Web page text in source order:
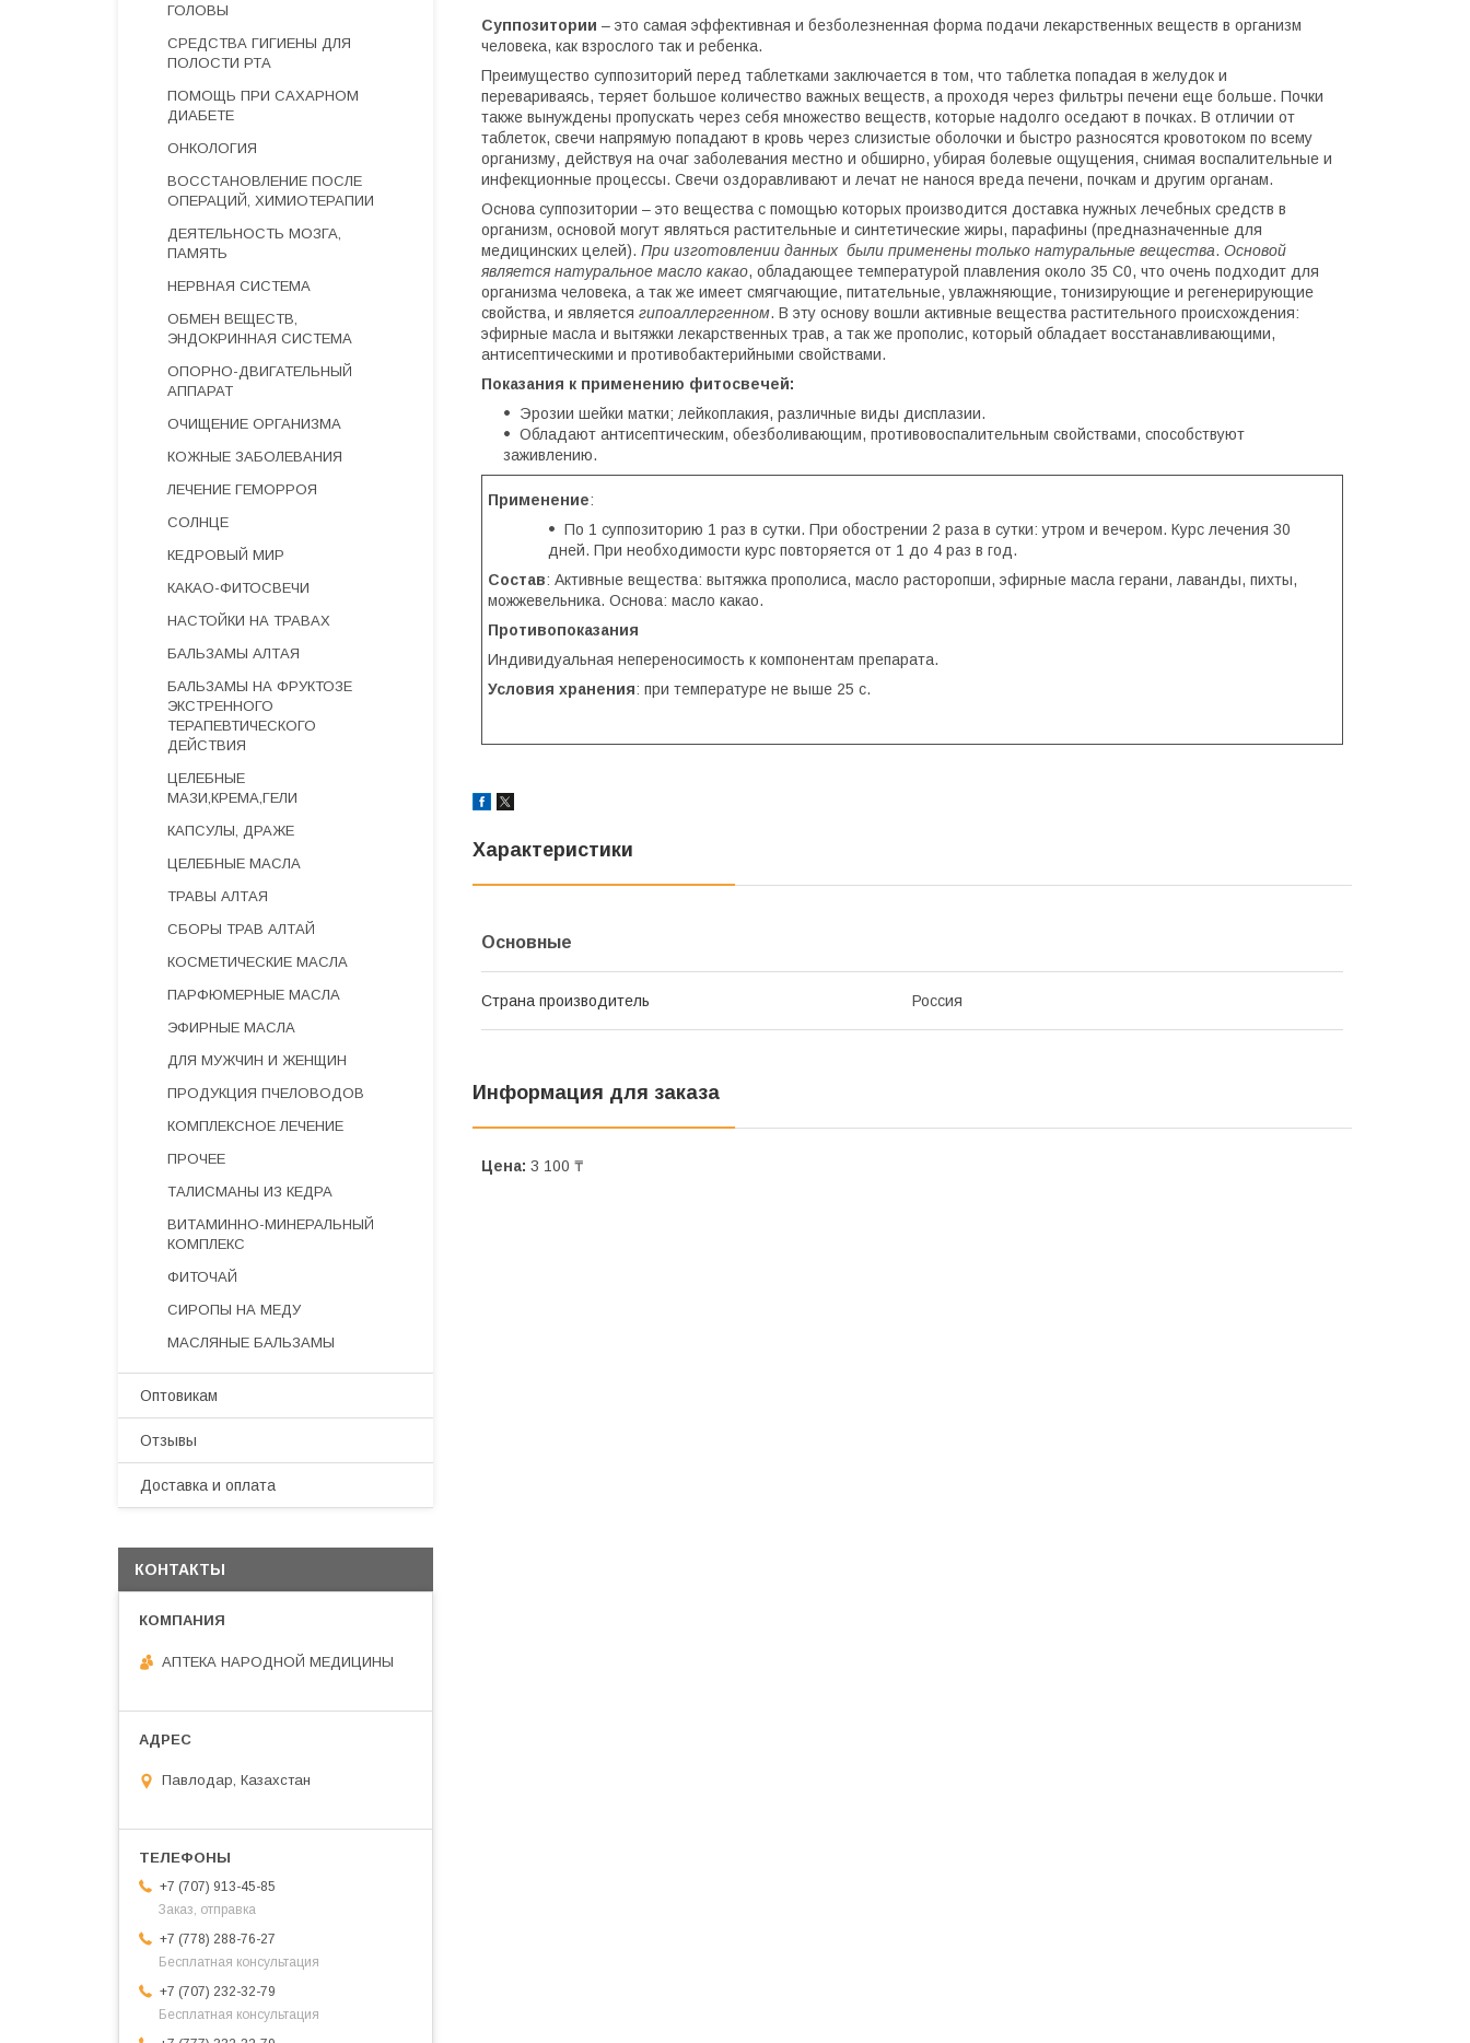
Суппозитории – это самая эффективная и безболезненная форма подачи лекарственных веществ в организм
человека, как взрослого так и ребенка.
Преимущество суппозиторий перед таблетками заключается в том, что таблетка попадая в желудок и
перевариваясь, теряет большое количество важных веществ, а проходя через фильтры печени еще больше. Почки
также вынуждены пропускать через себя множество веществ, которые надолго оседают в почках. В отличии от
таблеток, свечи напрямую попадают в кровь через слизистые оболочки и быстро разносятся кровотоком по всему
организму, действуя на очаг заболевания местно и обширно, убирая болевые ощущения, снимая воспалительные и
инфекционные процессы. Свечи оздоравливают и лечат не нанося вреда печени, почкам и другим органам.
Основа суппозитории – это вещества с помощью которых производится доставка нужных лечебных средств в
организм, основой могут являться растительные и синтетические жиры, парафины (предназначенные для
медицинских целей). При изготовлении данных были применены только натуральные вещества. Основой
является натуральное масло какао, обладающее температурой плавления около 35 С0, что очень подходит для
организма человека, а так же имеет смягчающие, питательные, увлажняющие, тонизирующие и регенерирующие
свойства, и является гипоаллергенном. В эту основу вошли активные вещества растительного происхождения:
эфирные масла и вытяжки лекарственных трав, а так же прополис, который обладает восстанавливающими,
антисептическими и противобактерийными свойствами.
Показания к применению фитосвечей:
Эрозии шейки матки; лейкоплакия, различные виды дисплазии.
Обладают антисептическим, обезболивающим, противовоспалительным свойствами, способствуют
заживлению.
Применение:
По 1 суппозиторию 1 раз в сутки. При обострении 2 раза в сутки: утром и вечером. Курс лечения 30
дней. При необходимости курс повторяется от 1 до 4 раз в год.
Состав: Активные вещества: вытяжка прополиса, масло расторопши, эфирные масла герани, лаванды, пихты,
можжевельника. Основа: масло какао.
Противопоказания
Индивидуальная непереносимость к компонентам препарата.
Условия хранения: при температуре не выше 25 с.
Характеристики
Основные
Страна производитель Россия
Информация для заказа
Цена: 3 100 ₸
ГОЛОВЫ
СРЕДСТВА ГИГИЕНЫ ДЛЯ
ПОЛОСТИ РТА
ПОМОЩЬ ПРИ САХАРНОМ
ДИАБЕТЕ
ОНКОЛОГИЯ
ВОССТАНОВЛЕНИЕ ПОСЛЕ
ОПЕРАЦИЙ, ХИМИОТЕРАПИИ
ДЕЯТЕЛЬНОСТЬ МОЗГА,
ПАМЯТЬ
НЕРВНАЯ СИСТЕМА
ОБМЕН ВЕЩЕСТВ,
ЭНДОКРИННАЯ СИСТЕМА
ОПОРНО-ДВИГАТЕЛЬНЫЙ
АППАРАТ
ОЧИЩЕНИЕ ОРГАНИЗМА
КОЖНЫЕ ЗАБОЛЕВАНИЯ
ЛЕЧЕНИЕ ГЕМОРРОЯ
СОЛНЦЕ
КЕДРОВЫЙ МИР
КАКАО-ФИТОСВЕЧИ
НАСТОЙКИ НА ТРАВАХ
БАЛЬЗАМЫ АЛТАЯ
БАЛЬЗАМЫ НА ФРУКТОЗЕ
ЭКСТРЕННОГО
ТЕРАПЕВТИЧЕСКОГО
ДЕЙСТВИЯ
ЦЕЛЕБНЫЕ
МАЗИ,КРЕМА,ГЕЛИ
КАПСУЛЫ, ДРАЖЕ
ЦЕЛЕБНЫЕ МАСЛА
ТРАВЫ АЛТАЯ
СБОРЫ ТРАВ АЛТАЙ
КОСМЕТИЧЕСКИЕ МАСЛА
ПАРФЮМЕРНЫЕ МАСЛА
ЭФИРНЫЕ МАСЛА
ДЛЯ МУЖЧИН И ЖЕНЩИН
ПРОДУКЦИЯ ПЧЕЛОВОДОВ
КОМПЛЕКСНОЕ ЛЕЧЕНИЕ
ПРОЧЕЕ
ТАЛИСМАНЫ ИЗ КЕДРА
ВИТАМИННО-МИНЕРАЛЬНЫЙ
КОМПЛЕКС
ФИТОЧАЙ
СИРОПЫ НА МЕДУ
МАСЛЯНЫЕ БАЛЬЗАМЫ
Оптовикам
Отзывы
Доставка и оплата
КОНТАКТЫ
АПТЕКА НАРОДНОЙ МЕДИЦИНЫ
Павлодар, Казахстан
+7 (707) 913-45-85
Заказ, отправка
+7 (778) 288-76-27
Бесплатная консультация
+7 (707) 232-32-79
Бесплатная консультация